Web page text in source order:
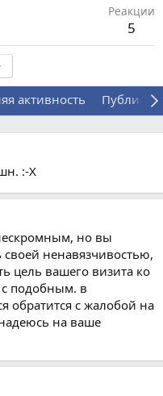
Реакции
5
активность
:-X
но вы
своей ненавязчивостью,
цель вашего визита ко
подобным. в
обратится с жалобой на
на ваше